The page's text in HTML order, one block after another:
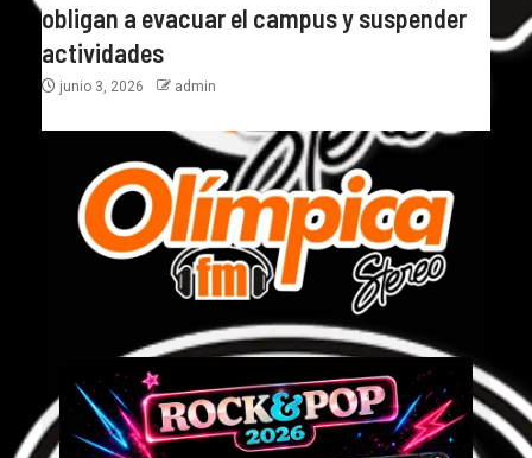
obligan a evacuar el campus y suspender
actividades
junio 3, 2026 admin